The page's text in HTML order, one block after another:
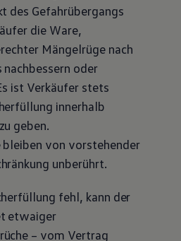
des Gefahrübergangs
die Ware,
Mängelrüge nach
oder
ist Verkäufer stets
innerhalb
geben.
bleiben von vorstehender
unberührt.
fehl, kann der
etwaiger
– vom Vertrag